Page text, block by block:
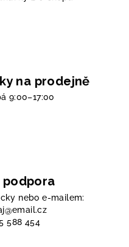
na prodejně
9:00–17:00
podpora
nebo e-mailem:
588 454